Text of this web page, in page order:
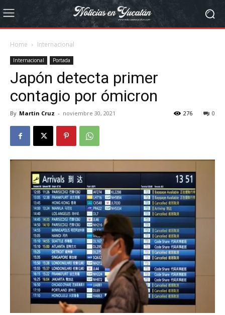
Home Internacional
Internacional Portada
Japón detecta primer
contagio por ómicron
By Martin Cruz - noviembre 30, 2021 0
276